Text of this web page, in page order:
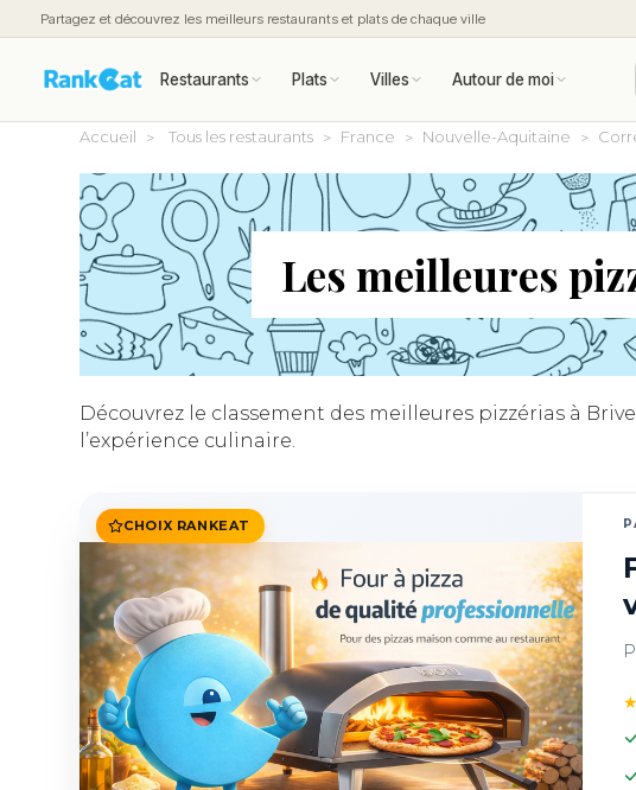
Partagez et découvrez les meilleurs restaurants et plats de chaque ville
Restaurants Plats Villes Autour de moi
Accueil Tous les restaurants France Nouvelle-Aquitaine
Les meilleures
Découvrez le classement des meilleures pizzérias à
l’expérience culinaire.
CHOIX RANKEAT
★